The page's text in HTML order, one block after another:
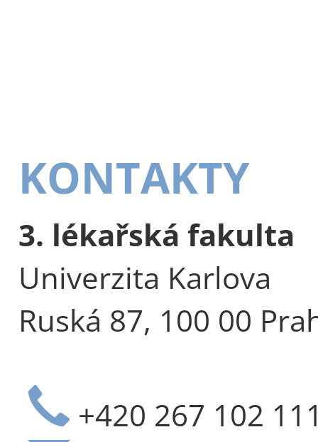
KONTAKTY
3. lékařská fakulta
Univerzita Karlova
Ruská 87, 100 00
+420 267 102